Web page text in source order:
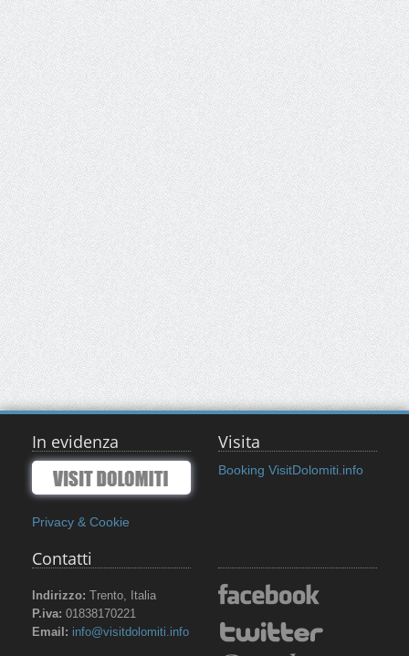
In evidenza
Privacy & Cookie
Visita
Booking VisitDolomiti.info
Contatti
Indirizzo: Trento, Italia
P.iva: 01838170221
Email: info@visitdolomiti.info